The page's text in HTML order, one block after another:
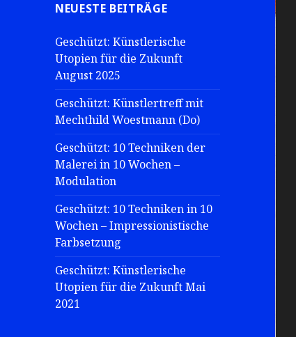
NEUESTE BEITRÄGE
Geschützt: Künstlerische
Utopien für die Zukunft
August 2025
Geschützt: Künstlertreff mit
Mechthild Woestmann (Do)
Geschützt: 10 Techniken der
Malerei in 10 Wochen –
Modulation
Geschützt: 10 Techniken in 10
Wochen – Impressionistische
Farbsetzung
Geschützt: Künstlerische
Utopien für die Zukunft Mai
2021